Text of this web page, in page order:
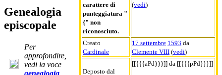
carattere di
punteggiatura "
{" non
riconosciuto.
(vedi)
Creato
Cardinale
17 settembre 1593 da
Clemente VIII (vedi)
Deposto dal
[[{{{aPd}}}]] da [[{{{pPd}}}]]
Genealogia
episcopale
Per
approfondire,
vedi la voce